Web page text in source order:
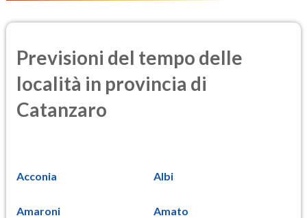
Previsioni del tempo delle
località in provincia di
Catanzaro
Acconia Albi
Amaroni Amato